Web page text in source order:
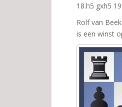
18.h5 gxh5
Rolf van
is een winst